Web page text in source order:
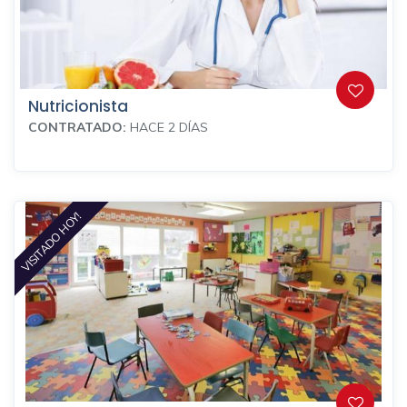
Nutricionista
CONTRATADO: HACE 2 DÍAS
VISITADO HOY!